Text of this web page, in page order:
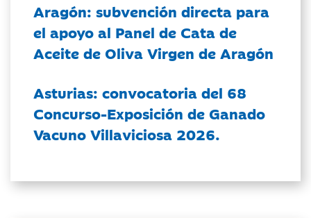
Aragón: subvención directa para
el apoyo al Panel de Cata de
Aceite de Oliva Virgen de Aragón
Asturias: convocatoria del 68
Concurso-Exposición de Ganado
Vacuno Villaviciosa 2026.